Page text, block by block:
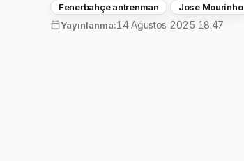
Fenerbahçe antrenman Jose Mourinho
Yayınlanma:14 Ağustos 2025 18:47